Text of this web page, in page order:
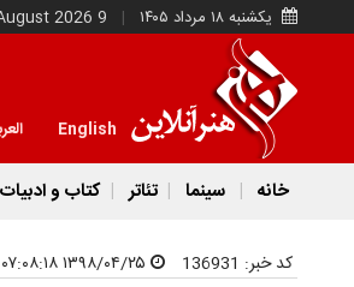
یکشنبه ۱۸ مرداد ۱۴۰۵ 9 August 2026
English
خانه سینما تئاتر کتاب و ادبیات
کد خبر: 136931